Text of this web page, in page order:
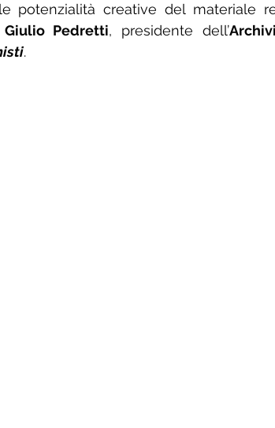
potenzialità creative del materiale
Giulio Pedretti, presidente dell’
.